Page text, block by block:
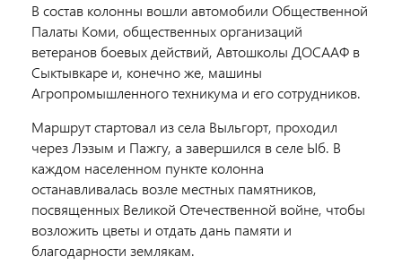
В состав колонны вошли автомобили Общественной
Палаты Коми, общественных организаций
ветеранов боевых действий, Автошколы ДОСААФ в
Сыктывкаре и, конечно же, машины
Агропромышленного техникума и его сотрудников.
Маршрут стартовал из села Выльгорт, проходил
через Лэзым и Пажгу, а завершился в селе Ыб. В
каждом населенном пункте колонна
останавливалась возле местных памятников,
посвященных Великой Отечественной войне, чтобы
возложить цветы и отдать дань памяти и
благодарности землякам.